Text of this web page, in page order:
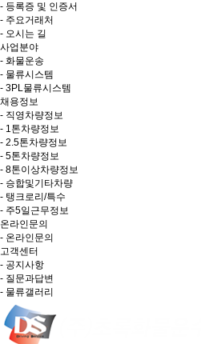
- 등록증 및 인증서
- 주요거래처
- 오시는 길
사업분야
- 화물운송
- 물류시스템
- 3PL물류시스템
채용정보
- 직영차량정보
- 1톤차량정보
- 2.5톤차량정보
- 5톤차량정보
- 8톤이상차량정보
- 승합및기타차량
- 탱크로리/특수
- 주5일근무정보
온라인문의
- 온라인문의
고객센터
- 공지사항
- 질문과답변
- 물류갤러리